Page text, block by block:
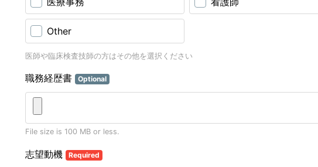
Other
医師や臨床検査技師の方はその他を選択ください
職務経歴書 Optional
File size is 100 MB or less.
志望動機 Required